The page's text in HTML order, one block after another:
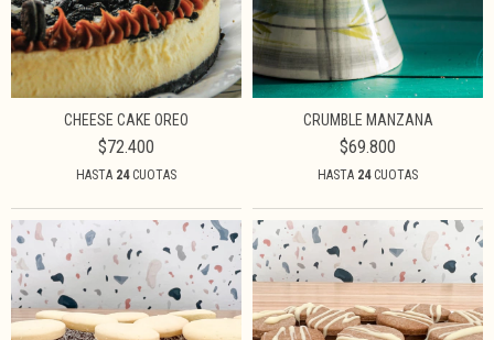
CHEESE CAKE OREO
$72.400
HASTA 24CUOTAS
CRUMBLE MANZANA
$69.800
HASTA 24CUOTAS